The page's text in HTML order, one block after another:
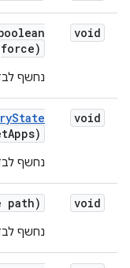
void
force)
נחשף
void
State
Apps)
נחשף
void
path)
נחשף